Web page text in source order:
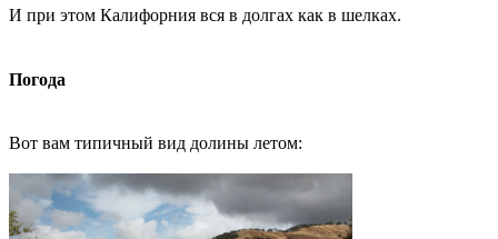
И при этом Калифорния вся в долгах как в шелках.
Погода
Вот вам типичный вид долины летом: